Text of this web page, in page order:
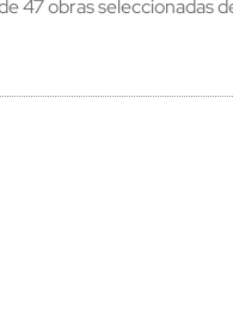
47 obras seleccionadas